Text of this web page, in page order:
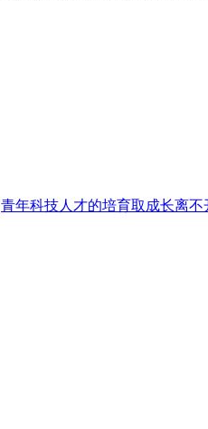
青年科技人才的培育取成长离不